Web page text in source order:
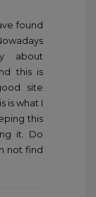
found
about
this is
site
is what I
this
it. Do
not find